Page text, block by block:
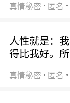
真情秘密 匿名
人性就是：
得比我好。
真情秘密 匿名